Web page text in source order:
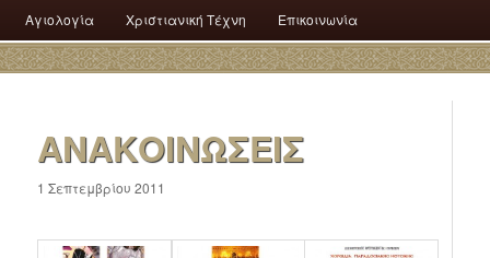
Αγιολογία Χριστιανική Τέχνη Επικοινωνία
ΑΝΑΚΟΙΝΩΣΕΙΣ
1 Σεπτεμβρίου 2011